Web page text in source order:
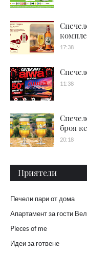
17:38
11:38
броя
20:18
Приятели
Печели пари от дома
Апартамент за гости
Pieces of me
Идеи за готвене